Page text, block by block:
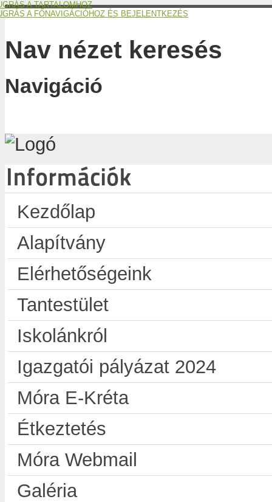
A TARTALOMHOZ
A FŐNAVIGÁCIÓHOZ ÉS BEJELENTKEZÉS
Nav nézet keresés
Navigáció
Információk
Kezdőlap
Alapítvány
Elérhetőségeink
Tantestület
Iskolánkról
Igazgatói pályázat 2024
Móra E-Kréta
Étkeztetés
Móra Webmail
Galéria